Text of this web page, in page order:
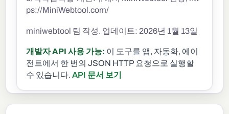
ps://MiniWebtool.com/
miniwebtool 팀 작성. 업데이트: 2026년 1월 13일
개발자 API 사용 가능: 이 도구를 앱, 자동화, 에이
전트에서 한 번의 JSON HTTP 요청으로 실행할
수 있습니다. API 문서 보기